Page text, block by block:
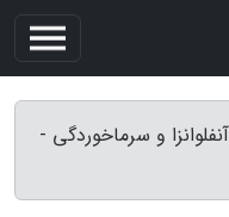
و سرماخوردگی -